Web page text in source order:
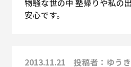
物騒な世の中 塾帰りや私の
安心です。
2013.11.21 投稿者：ゆうき